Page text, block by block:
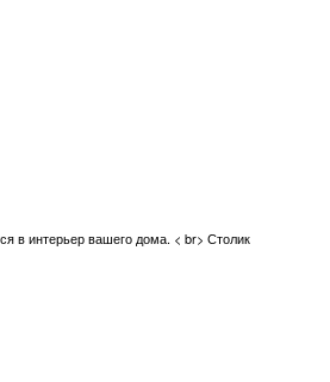
в интерьер вашего дома. < br> Столик